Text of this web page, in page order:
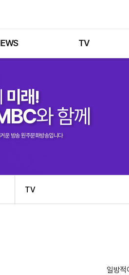
뉴스검색
는 MBC
반론보도
TV
종영 프로그램
프로그램 구입안내
UHDTV 즐기는 방법
미래!
와 함께
운 방송 원주문화방송입니다
TV
일방적